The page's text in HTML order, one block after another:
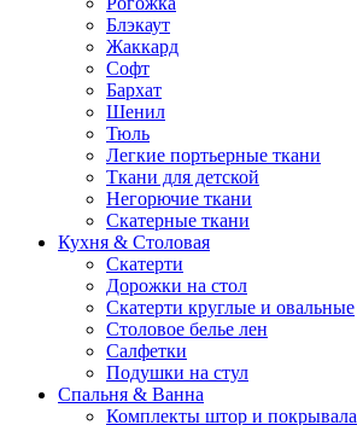
Блэкаут
Жаккард
Софт
Бархат
Шенил
Тюль
Легкие портьерные ткани
Ткани для детской
Негорючие ткани
Скатерные ткани
Кухня & Столовая
Скатерти
Дорожки на стол
Скатерти круглые и овальные
Столовое белье лен
Салфетки
Подушки на стул
Спальня & Ванна
Комплекты штор и покрывала